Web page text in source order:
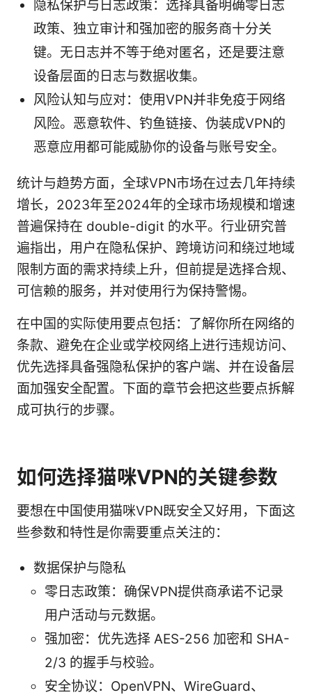
隐私保护与日志政策：选择具备明确零日志
政策、独立审计和强加密的服务商十分关
键。无日志并不等于绝对匿名，还是要注意
设备层面的日志与数据收集。
风险认知与应对：使用VPN并非免疫于网络
风险。恶意软件、钓鱼链接、伪装成VPN的
恶意应用都可能威胁你的设备与账号安全。
统计与趋势方面，全球VPN市场在过去几年持续
增长，2023年至2024年的全球市场规模和增速
普遍保持在 double-digit 的水平。行业研究普
遍指出，用户在隐私保护、跨境访问和绕过地域
限制方面的需求持续上升，但前提是选择合规、
可信赖的服务，并对使用行为保持警惕。
在中国的实际使用要点包括：了解你所在网络的
条款、避免在企业或学校网络上进行违规访问、
优先选择具备强隐私保护的客户端、并在设备层
面加强安全配置。下面的章节会把这些要点拆解
成可执行的步骤。
如何选择猫咪VPN的关键参数
要想在中国使用猫咪VPN既安全又好用，下面这
些参数和特性是你需要重点关注的：
数据保护与隐私
零日志政策：确保VPN提供商承诺不记录
用户活动与元数据。
强加密：优先选择 AES-256 加密和 SHA-
2/3 的握手与校验。
安全协议：OpenVPN、WireGuard、